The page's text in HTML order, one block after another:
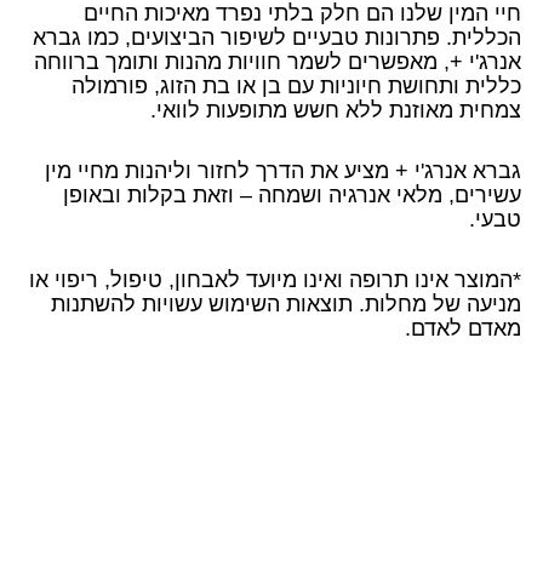
חיי המין שלנו הם חלק בלתי נפרד מאיכות החיים
הכללית. פתרונות טבעיים לשיפור הביצועים, כמו גברא
אנרג'י +, מאפשרים לשמר חוויות מהנות ותומך ברווחה
כללית ותחושת חיוניות עם בן או בת הזוג, פורמולה
צמחית מאוזנת ללא חשש מתופעות לוואי.
גברא אנרג'י + מציע את הדרך לחזור וליהנות מחיי מין
עשירים, מלאי אנרגיה ושמחה – וזאת בקלות ובאופן
טבעי.
*המוצר אינו תרופה ואינו מיועד לאבחון, טיפול, ריפוי או
מניעה של מחלות. תוצאות השימוש עשויות להשתנות
מאדם לאדם.